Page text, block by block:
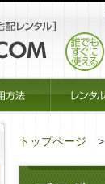
トップページ